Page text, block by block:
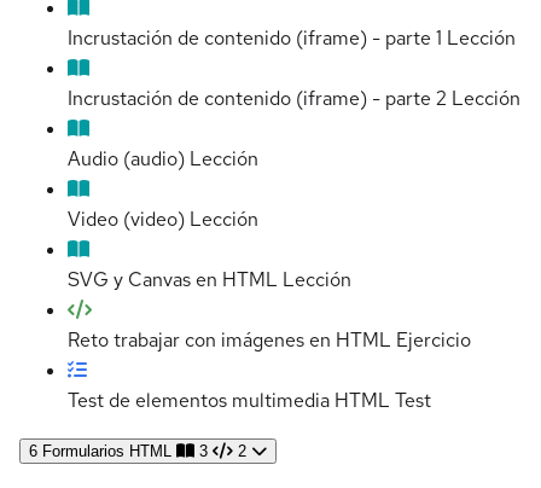
Incrustación de contenido (iframe) - parte 1 Lección
Incrustación de contenido (iframe) - parte 2 Lección
Audio (audio) Lección
Video (video) Lección
SVG y Canvas en HTML Lección
Reto trabajar con imágenes en HTML Ejercicio
Test de elementos multimedia HTML Test
6 Formularios HTML 3 2